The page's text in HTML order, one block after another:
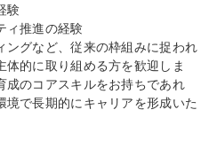
験
ィ推進の経験
ングなど、従来の枠組みに捉われ
的に取り組める方を歓迎しま
成のコアスキルをお持ちであれ
境で長期的にキャリアを形成いた